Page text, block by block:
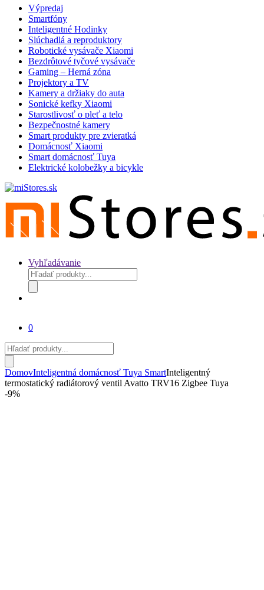
Výpredaj
Smartfóny
Inteligentné Hodinky
Slúchadlá a reproduktory
Robotické vysávače Xiaomi
Bezdrôtové tyčové vysávače
Gaming – Herná zóna
Projektory a TV
Kamery a držiaky do auta
Sonické kefky Xiaomi
Starostlivosť o pleť a telo
Bezpečnostné kamery
Smart produkty pre zvieratká
Domácnosť Xiaomi
Smart domácnosť Tuya
Elektrické kolobežky a bicykle
Vyhľadávanie
Products
search
0
Products
search
DomovInteligentná domácnosť Tuya SmartInteligentný
termostatický radiátorový ventil Avatto TRV16 Zigbee Tuya
-9%